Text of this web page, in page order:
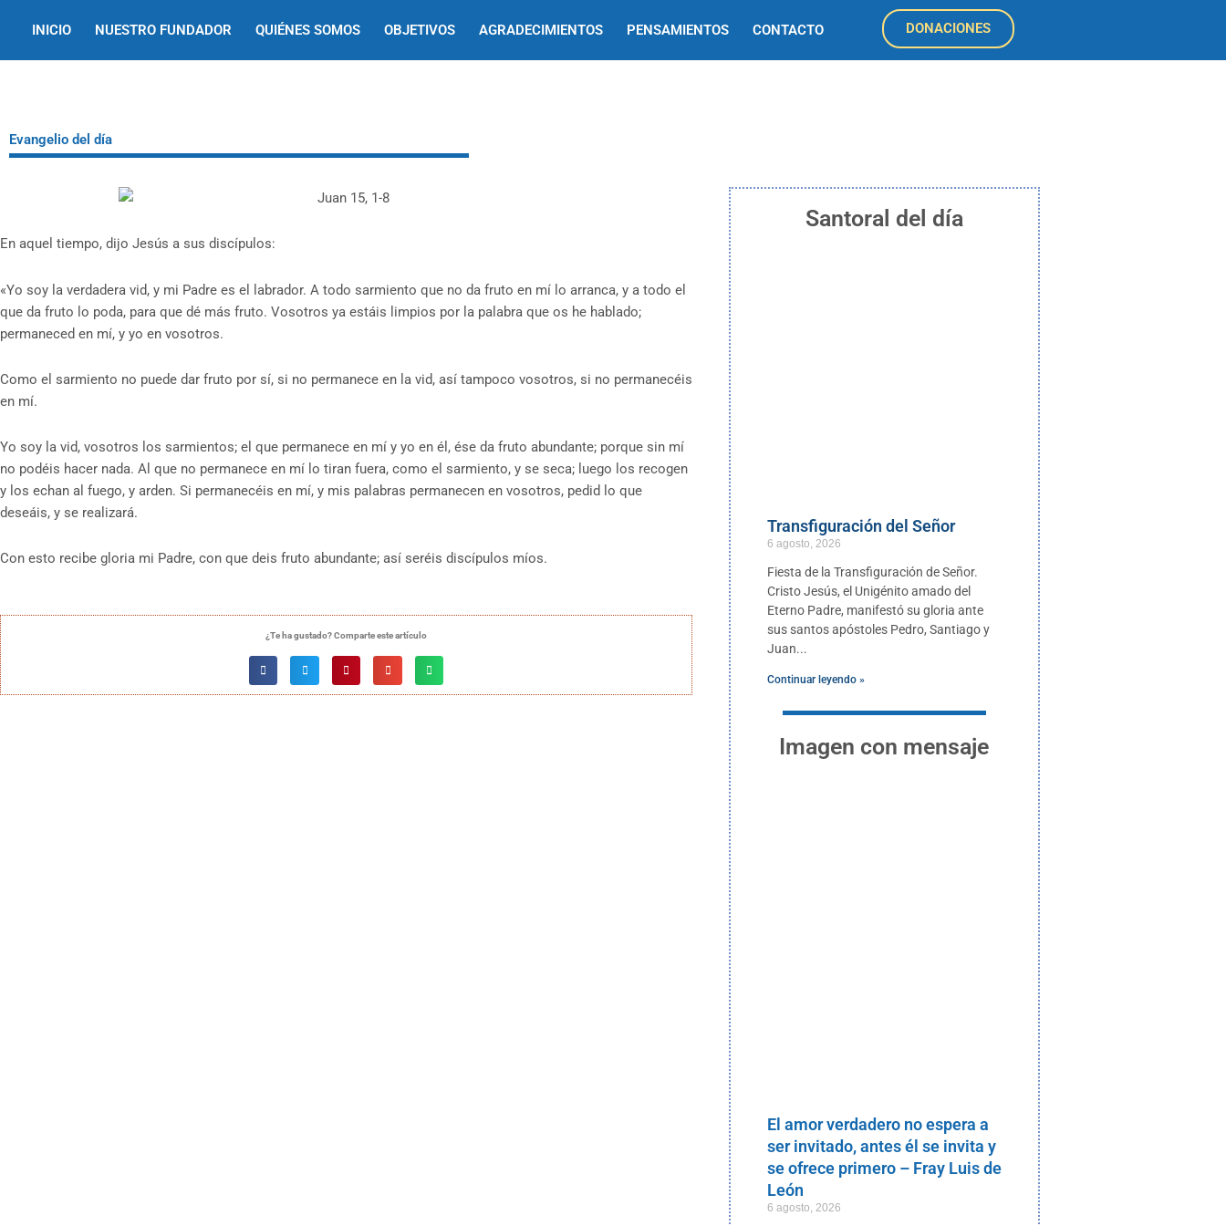
INICIO NUESTRO FUNDADOR QUIÉNES SOMOS OBJETIVOS AGRADECIMIENTOS PENSAMIENTOS CONTACTO DONACIONES
Evangelio del día
En aquel tiempo, dijo Jesús a sus discípulos:
«Yo soy la verdadera vid, y mi Padre es el labrador. A todo sarmiento que no da fruto en mí lo arranca, y a todo el
que da fruto lo poda, para que dé más fruto. Vosotros ya estáis limpios por la palabra que os he hablado;
permaneced en mí, y yo en vosotros.
Como el sarmiento no puede dar fruto por sí, si no permanece en la vid, así tampoco vosotros, si no permanecéis
en mí.
Yo soy la vid, vosotros los sarmientos; el que permanece en mí y yo en él, ése da fruto abundante; porque sin mí
no podéis hacer nada. Al que no permanece en mí lo tiran fuera, como el sarmiento, y se seca; luego los recogen
y los echan al fuego, y arden. Si permanecéis en mí, y mis palabras permanecen en vosotros, pedid lo que
deseáis, y se realizará.
Con esto recibe gloria mi Padre, con que deis fruto abundante; así seréis discípulos míos.
¿Te ha gustado? Comparte este artículo
Santoral del día
Transfiguración del Señor
6 agosto, 2026
Fiesta de la Transfiguración de Señor.
Cristo Jesús, el Unigénito amado del
Eterno Padre, manifestó su gloria ante
sus santos apóstoles Pedro, Santiago y
Juan
Continuar leyendo »
Imagen con mensaje
El amor verdadero no espera a
ser invitado, antes él se invita y
se ofrece primero – Fray Luis de
León
6 agosto, 2026